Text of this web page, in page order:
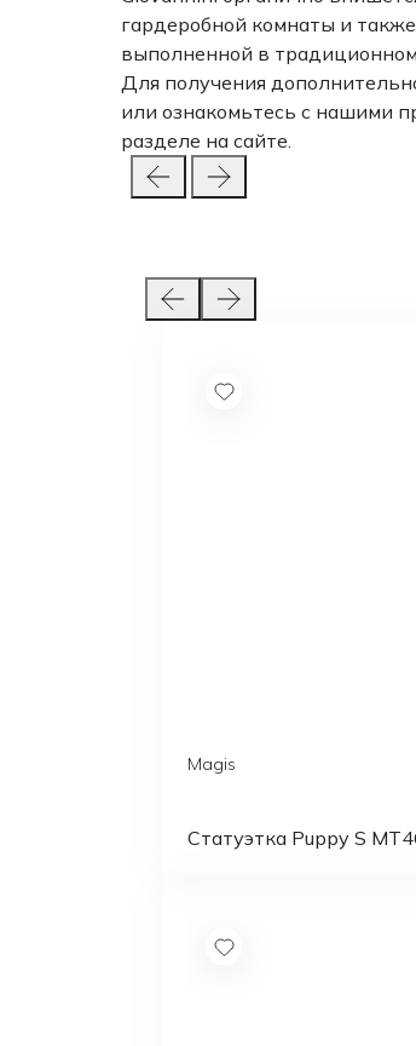
гардеробной комнаты и
выполненной в
Для получения
или ознакомьтесь с нашими
разделе на сайте.
Magis
Статуэтка Puppy S